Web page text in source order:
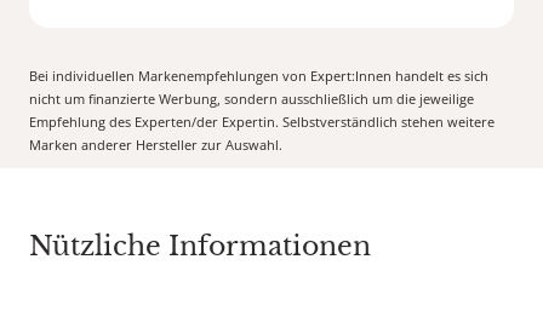
Bei individuellen Markenempfehlungen von Expert:Innen handelt es sich
nicht um finanzierte Werbung, sondern ausschließlich um die jeweilige
Empfehlung des Experten/der Expertin. Selbstverständlich stehen weitere
Marken anderer Hersteller zur Auswahl.
Nützliche Informationen